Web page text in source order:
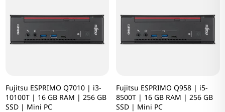
Fujitsu ESPRIMO Q7010 | i3-
10100T | 16 GB RAM | 256 GB
SSD | Mini PC
Fujitsu ESPRIMO Q958 | i5-
8500T | 16 GB RAM | 256 GB
SSD | Mini PC